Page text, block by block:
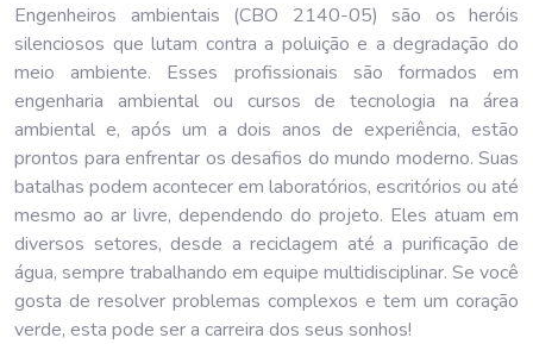
Engenheiros ambientais (CBO 2140-05) são os heróis
silenciosos que lutam contra a poluição e a degradação do
meio ambiente. Esses profissionais são formados em
engenharia ambiental ou cursos de tecnologia na área
ambiental e, após um a dois anos de experiência, estão
prontos para enfrentar os desafios do mundo moderno. Suas
batalhas podem acontecer em laboratórios, escritórios ou até
mesmo ao ar livre, dependendo do projeto. Eles atuam em
diversos setores, desde a reciclagem até a purificação de
água, sempre trabalhando em equipe multidisciplinar. Se você
gosta de resolver problemas complexos e tem um coração
verde, esta pode ser a carreira dos seus sonhos!